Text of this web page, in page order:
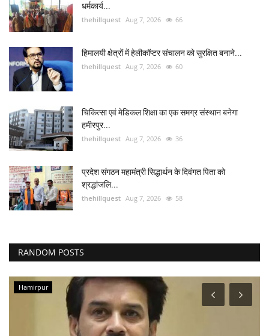
धर्मकार्य...
thehillquest Aug 7, 2026 66
हिमालयी क्षेत्रों में हेलीकॉप्टर संचालन को सुरक्षित बनाने...
thehillquest Aug 7, 2026 60
चिकित्सा एवं मेडिकल शिक्षा का एक समग्र संस्थान बनेगा
हमीरपुर...
thehillquest Aug 7, 2026 36
प्रदेश संगठन महामंत्री सिद्धार्थन के दिवंगत पिता को
श्रद्धांजलि...
thehillquest Aug 7, 2026 58
RANDOM POSTS
Hamirpur